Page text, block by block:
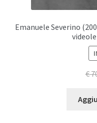
Emanuele Severino
€